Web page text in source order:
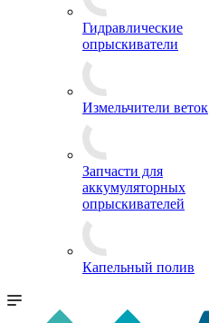
Гидравлические
опрыскиватели
Измельчители веток
Запчасти для
аккумуляторных
опрыскивателей
Капельный полив